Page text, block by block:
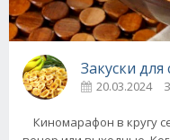
Закуски
20.03.2024
Киномарафон в кругу